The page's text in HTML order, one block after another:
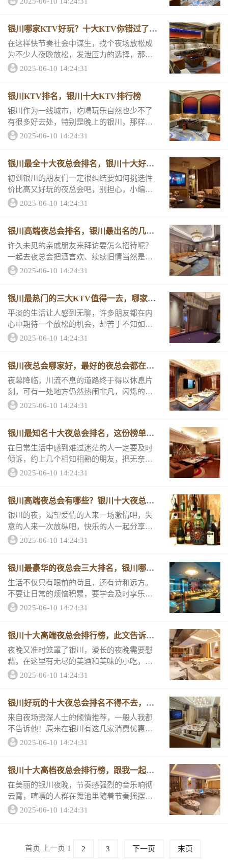
呢？银...
银川哪家KTV好玩？十大KTV你错过了哪
家
在这样快节奏社会中谋生，找个夜场放松成
为不少人夜晚放松，发泄压力的选择，那么
在银川有哪些适合休闲释放压力的KTV呢？
TV推...
2025-06-10 14:24:31
银川KTV排名，银川十大KTV排行榜
银川作为一线城市，吃喝玩乐自然也少不了
有很多好去处，特别是晚上的银川，那样迷
人又可爱，为了让你不在花花世界中迷路，
和评分吧...
2025-06-10 14:24:31
银川最全十大夜总会排名，银川十大好玩
夜总预订。
初到银川的朋友们一定很纠结要如何挑选性
价比高又好玩的夜总会吧，别担心，小编根
据客户评分、消费情况等情况整理出了一份
辉煌夜总...
2025-06-10 14:24:31
银川高端夜总会排名，银川最出名的几家
夜总会都在这了！
许久未见的亲戚朋友来拜访要怎么招待呢？
一起去夜总会把酒言欢、续续旧情当然是最
好的选择！特别推荐银川三大高端夜总会排
格 ...
2025-06-10 14:24:31
银川最热门的三大KTV值得一去，哪家KT
V好玩
平淡的生活让人感到无聊，许多朋友都在内
心中期待一个放松的机会，却苦于不知如何
挑选娱乐场所。小编贴心地为大家整理了银
一...
2025-06-10 14:24:31
银川夜总会哪家好，最好的夜总会都在这
儿
夜幕降临，川流不息的道路终于得以休息片
刻，可有一处地方仍然热闹非凡，闪烁的灯
光照射在每个人的脸上，人们都随着音乐摇
们的评分和...
2025-06-10 14:24:31
银川最知名十大夜总会排名，这份榜单肯
定包你满意！
在日常生活中感到难过迷茫的人一定要及时
倾诉，约上几个相知相熟的朋友，把无奈和
失意倾注在酒杯咽下肚无疑是最好的放松方
起来看看&...
2025-06-10 14:24:31
银川高端夜总会有哪些？银川十大夜总会
最强排名
银川的夜，渴望爱情的人来一场激情吧，失
意的人来一次放纵吧，快乐的人一起分享
吧，寂寞的人加入狂欢吧，夜总会就是娱乐
2025-06-10 14:24:31
银川最豪华的夜总会三大排名，银川哪家
夜总会档次高
生活不仅只有眼前的苟且，还有诗和远方。
不要让日常的烦恼积累，要学会及时享乐和
放松？第一名银川金碧辉煌夜总会包厢消费
2025-06-10 14:24:31
银川十大高端夜总会排行榜，此文告诉你
快乐在哪里
夜晚又准时笼罩了银川，漫长的夜晚需要慰
藉。在这里有无尽的美酒和美味的小吃，也
有让您一展歌喉的麦克风。银川最值得去的
夜总会推荐...
2025-06-10 14:24:31
银川好玩的十大夜总会排名不得不去，哪
家是新上榜的
来自夜场资深人士的倾情推荐，一般人我都
不告诉他！原来在银川有这几家消费优惠、
客户评分超高、包厢宽敞豪华又新鲜好玩的
总会...
2025-06-10 14:24:31
银川十大高档夜总会排行榜，跟我一起了
解银川夜生活
在美丽的银川夜晚，节奏感强烈的音乐响彻
云霄，喧嚷的人群在舞池里随着节奏摇摆，
银川的夜生活一点都不比一线城市差，小编
2025-06-10 14:24:31
首页 上一页 1 2 3 下一页 末页